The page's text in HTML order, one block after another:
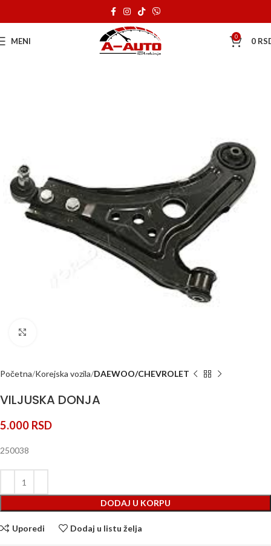
MENI 0 0
Početna Korejska vozila DAEWOO/CHEVROLET
VILJUSKA DONJA
5.000 RSD
250038
DODAJ U KORPU
Uporedi Dodaj u listu želja